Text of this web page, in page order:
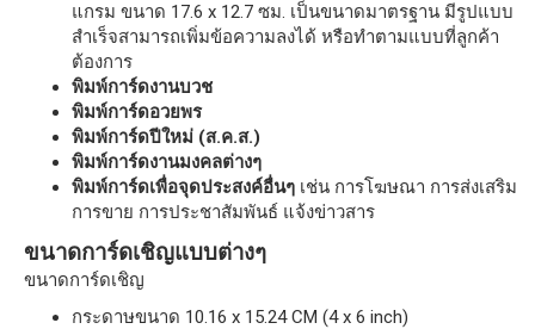
แกรม ขนาด 17.6 x 12.7 ซม. เป็นขนาดมาตรฐาน มีรูปแบบ
สำเร็จสามารถเพิ่มข้อความลงได้ หรือทำตามแบบที่ลูกค้า
ต้องการ
พิมพ์การ์ดงานบวช
พิมพ์การ์ดอวยพร
พิมพ์การ์ดปีใหม่ (ส.ค.ส.)
พิมพ์การ์ดงานมงคลต่างๆ
พิมพ์การ์ดเพื่อจุดประสงค์อื่นๆ เช่น การโฆษณา การส่งเสริม
การขาย การประชาสัมพันธ์ แจ้งข่าวสาร
ขนาดการ์ดเชิญแบบต่างๆ
ขนาดการ์ดเชิญ
กระดาษขนาด 10.16 x 15.24 CM (4 x 6 inch)